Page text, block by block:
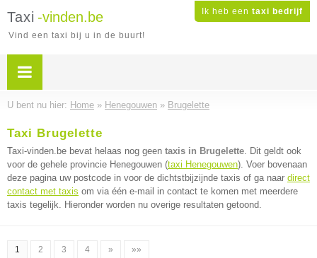
Ik heb een taxi bedrijf
Taxi -vinden.be
Vind een taxi bij u in de buurt!
U bent nu hier: Home » Henegouwen » Brugelette
Taxi Brugelette
Taxi-vinden.be bevat helaas nog geen taxis in Brugelette. Dit geldt ook
voor de gehele provincie Henegouwen (taxi Henegouwen). Voer bovenaan
deze pagina uw postcode in voor de dichtstbijzijnde taxis of ga naar direct
contact met taxis om via één e-mail in contact te komen met meerdere
taxis tegelijk. Hieronder worden nu overige resultaten getoond.
1 2 3 4 » »»